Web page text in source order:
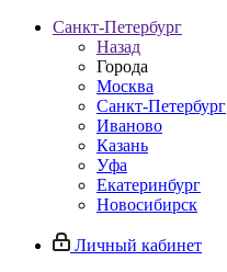
Санкт-Петербург
Назад
Города
Москва
Санкт-Петербург
Иваново
Казань
Уфа
Екатеринбург
Новосибирск
Личный кабинет